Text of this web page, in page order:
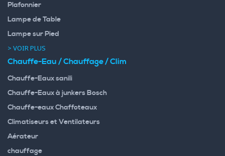
Plafonnier
Lampe de Table
Lampe sur Pied
> VOIR PLUS
Chauffe-Eau / Chauffage / Clim
Chauffe-Eaux sanili
Chauffe-Eaux à junkers Bosch
Chauffe-eaux Chaffoteaux
Climatiseurs et Ventilateurs
Aérateur
chauffage